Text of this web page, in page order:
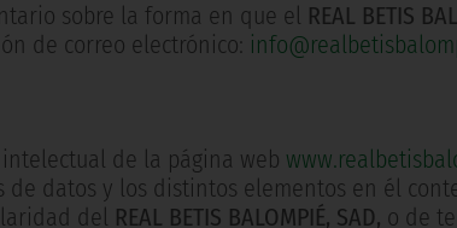
sobre la forma en que el REAL BETIS
de correo electrónico:
de la página web
de datos y los distintos elementos en él
del REAL BETIS BALOMPIÉ, SAD, o de